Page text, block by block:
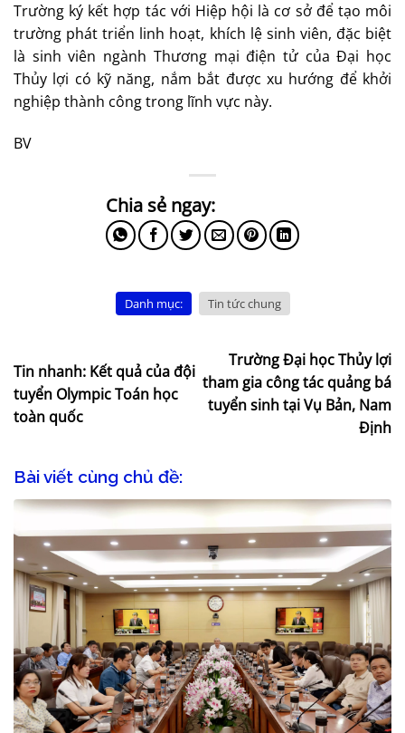
Trường ký kết hợp tác với Hiệp hội là cơ sở để tạo môi
trường phát triển linh hoạt, khích lệ sinh viên, đặc biệt
là sinh viên ngành Thương mại điện tử của Đại học
Thủy lợi có kỹ năng, nắm bắt được xu hướng để khởi
nghiệp thành công trong lĩnh vực này.
BV
Danh mục: Tin tức chung
Tin nhanh: Kết quả của đội
tuyển Olympic Toán học
toàn quốc
Trường Đại học Thủy lợi
tham gia công tác quảng bá
tuyển sinh tại Vụ Bản, Nam
Định
Bài viết cùng chủ đề: